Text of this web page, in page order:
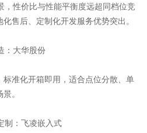
，性价比与性能平衡度远超同档位竞
售后、定制化开发服务优势突出。
：大华股份
准化开箱即用，适合点位分散、单
。
制：飞凌嵌入式